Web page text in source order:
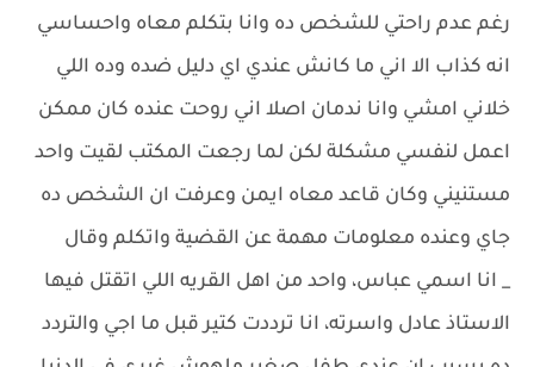
رغم عدم راحتي للشخص ده وانا بتكلم معاه واحساسي
انه كذاب الا اني ما كانش عندي اي دليل ضده وده اللي
خلاني امشي وانا ندمان اصلا اني روحت عنده كان ممكن
اعمل لنفسي مشكلة لكن لما رجعت المكتب لقيت واحد
مستنيني وكان قاعد معاه ايمن وعرفت ان الشخص ده
جاي وعنده معلومات مهمة عن القضية واتكلم وقال
_ انا اسمي عباس، واحد من اهل القريه اللي اتقتل فيها
الاستاذ عادل واسرته، انا ترددت كتير قبل ما اجي والتردد